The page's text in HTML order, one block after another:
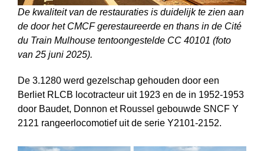
De kwaliteit van de restauraties is duidelijk te zien aan
de door het CMCF gerestaureerde en thans in de Cité
du Train Mulhouse tentoongestelde CC 40101 (foto
van 25 juni 2025).
De 3.1280 werd gezelschap gehouden door een
Berliet RLCB locotracteur uit 1923 en de in 1952-1953
door Baudet, Donnon et Roussel gebouwde SNCF Y
2121 rangeerlocomotief uit de serie Y2101-2152.